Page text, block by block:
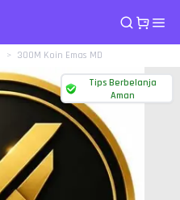
300M Koin Emas MD
Tips Berbelanja
Aman